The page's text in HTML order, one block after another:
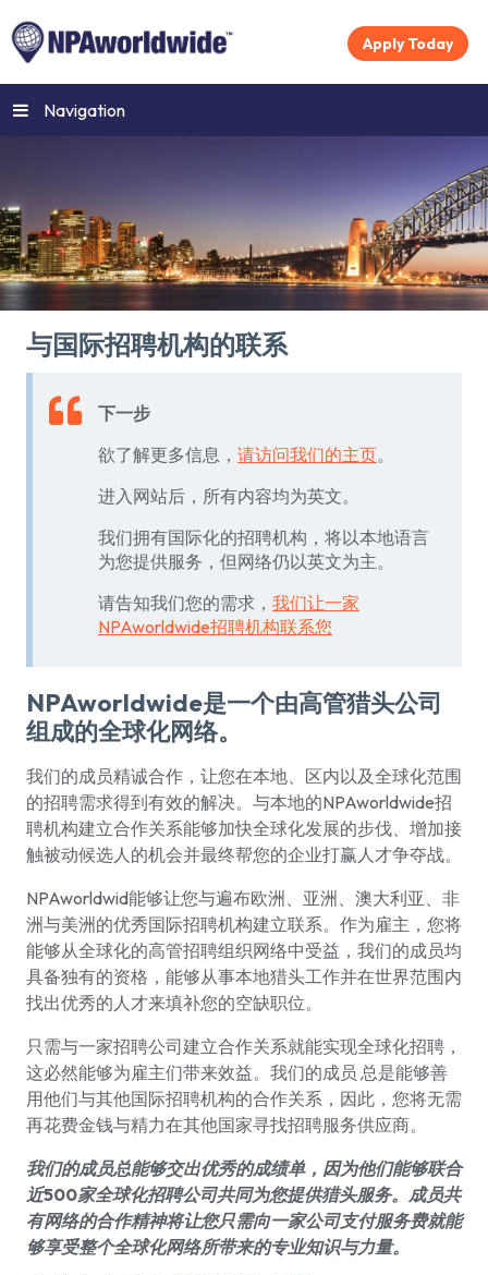
Apply Today
Navigation
与国际招聘机构的联系
下一步
欲了解更多信息， 请访问我们的主页。
进入网站后，所有内容均为英文。
我们拥有国际化的招聘机构，将以本地语言
为您提供服务，但网络仍以英文为主。
请告知我们您的需求， 我们让一家
NPAworldwide招聘机构联系您
NPAworldwide是一个由高管猎头公司
组成的全球化网络。
我们的成员精诚合作，让您在本地、区内以及全球化范围
的招聘需求得到有效的解决。与本地的NPAworldwide招
聘机构建立合作关系能够加快全球化发展的步伐、增加接
触被动候选人的机会并最终帮您的企业打赢人才争夺战。
NPAworldwid能够让您与遍布欧洲、亚洲、澳大利亚、非
洲与美洲的优秀国际招聘机构建立联系。作为雇主，您将
能够从全球化的高管招聘组织网络中受益，我们的成员均
具备独有的资格，能够从事本地猎头工作并在世界范围内
找出优秀的人才来填补您的空缺职位。
只需与一家招聘公司建立合作关系就能实现全球化招聘，
这必然能够为雇主们带来效益。我们的成员 总是能够善
用他们与其他国际招聘机构的合作关系，因此，您将无需
再花费金钱与精力在其他国家寻找招聘服务供应商。
我们的成员总能够交出优秀的成绩单，因为他们能够联合
近500家全球化招聘公司共同为您提供猎头服务。成员共
有网络的合作精神将让您只需向一家公司支付服务费就能
够享受整个全球化网络所带来的专业知识与力量。